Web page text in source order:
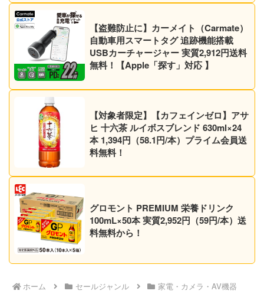
【盗難防止に】カーメイト（Carmate）
自動車用スマートタグ 追跡機能搭載
USBカーチャージャー 実質2,912円送料
無料！【Apple「探す」対応 】
【対象者限定】【カフェインゼロ】アサ
ヒ 十六茶 ルイボスブレンド 630ml×24
本 1,394円（58.1円/本）プライム会員送
料無料！
グロモント PREMIUM 栄養ドリンク
100mL×50本 実質2,952円（59円/本）送
料無料から！
ホーム セールジャンル 家電・カメラ・AV機器